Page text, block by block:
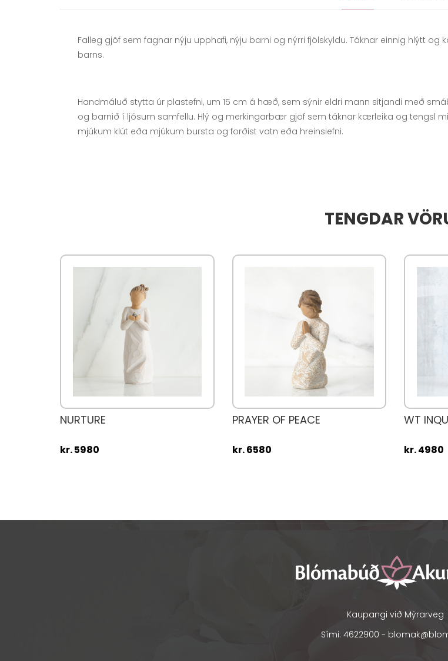
Falleg gjöf sem fagnar nýju upphafi, nýju barni og nýrri fjölskyldu. Táknar einnig hlýtt
barns.
Handmáluð stytta úr plastefni, um 15 cm á hæð, sem sýnir eldri mann sitjandi með
og barnið í ljósum samfellu. Hlý og merkingarbær gjöf sem táknar kærleika og tengsl
mjúkum klút eða mjúkum bursta og forðist vatn eða hreinsiefni.
TENGDAR
WT
kr. 4980
PRAYER OF PEACE
kr. 6580
NURTURE
kr. 5980
Kaupangi við Mýrarveg
Sími: 4622900 -